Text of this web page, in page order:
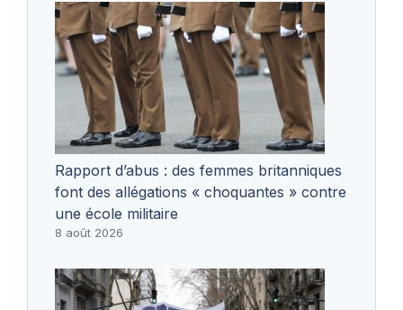
Rapport d’abus : des femmes britanniques
font des allégations « choquantes » contre
une école militaire
8 août 2026